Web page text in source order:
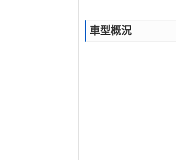
車型概況